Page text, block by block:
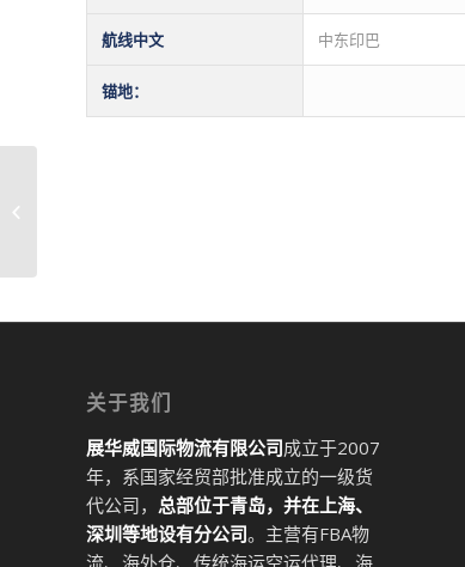
航线中文 中东印巴
锚地：
关于我们
展华威国际物流有限公司成立于2007
年，系国家经贸部批准成立的一级货
代公司， 总部位于青岛，并在上海、
深圳等地设有分公司。主营有FBA物